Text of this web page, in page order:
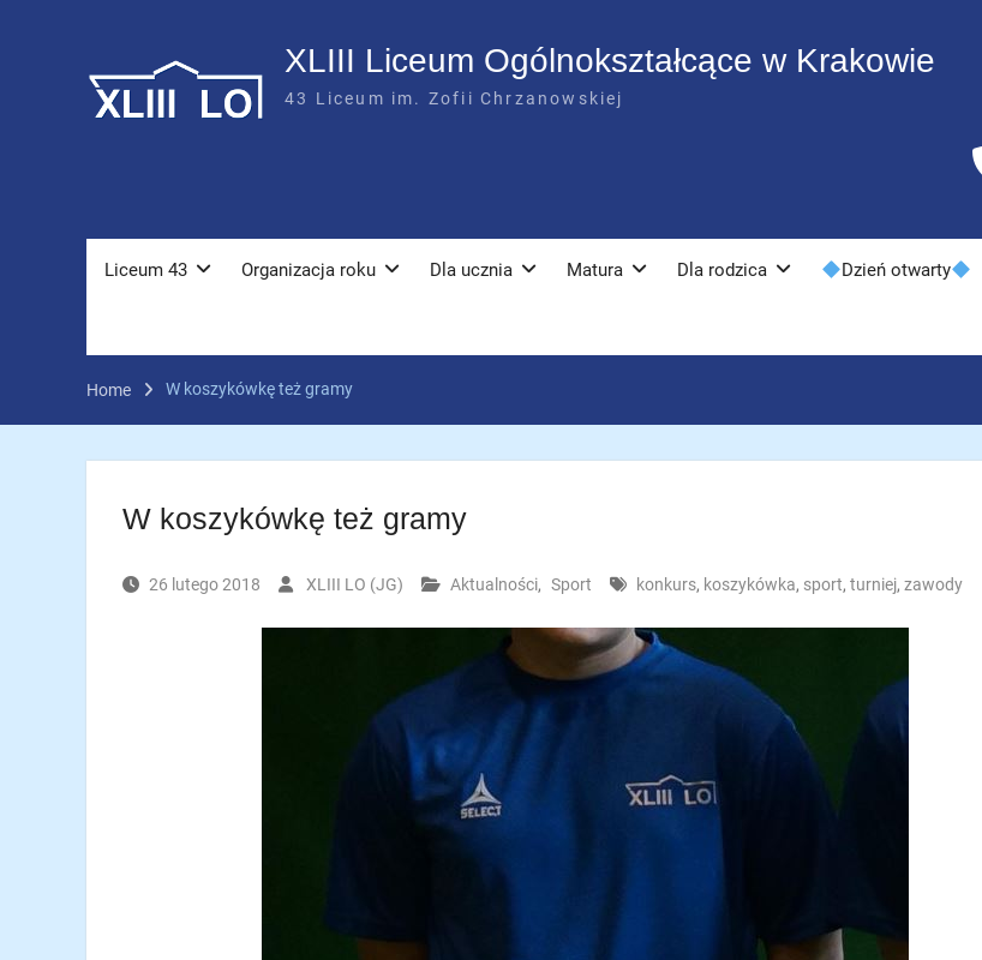
XLIII Liceum Ogólnokształcące w Krakowie
43 Liceum im. Zofii Chrzanowskiej
Liceum 43 Organizacja roku Dla ucznia Matura Dla rodzica Dzień otwarty
Home W koszykówkę też gramy
W koszykówkę też gramy
26 lutego 2018 XLIII LO (JG) Aktualności, Sport konkurs, koszykówka, sport, turniej, zawody